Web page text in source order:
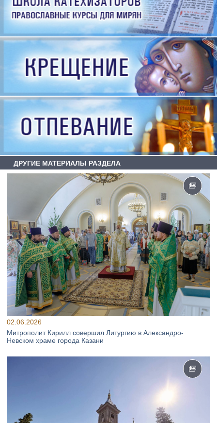
ДРУГИЕ МАТЕРИАЛЫ РАЗДЕЛА
02.06.2026
Митрополит Кирилл совершил Литургию в Александро-
Невском храме города Казани